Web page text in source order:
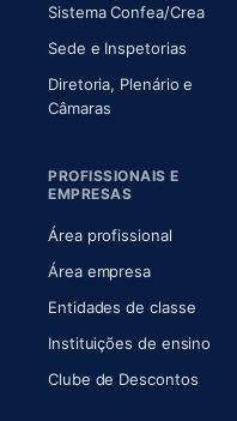
Sistema Confea/Crea
Sede e Inspetorias
Diretoria, Plenário e
Câmaras(abre em nova
PROFISSIONAIS E
EMPRESAS
Área profissional
Área empresa
Entidades de classe
Instituições de ensino
Clube de Descontos